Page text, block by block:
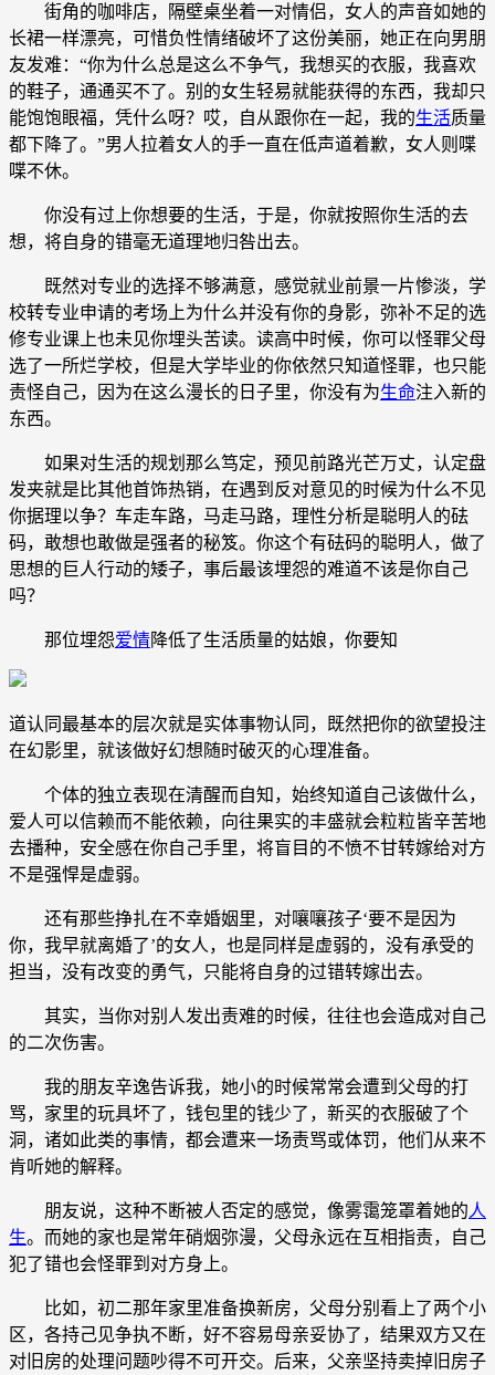
街角的咖啡店，隔壁桌坐着一对情侣，女人的声音如她的
长裙一样漂亮，可惜负性情绪破坏了这份美丽，她正在向男朋
友发难：“你为什么总是这么不争气，我想买的衣服，我喜欢
的鞋子，通通买不了。别的女生轻易就能获得的东西，我却只
能饱饱眼福，凭什么呀？哎，自从跟你在一起，我的生活质量
都下降了。”男人拉着女人的手一直在低声道着歉，女人则喋
喋不休。
你没有过上你想要的生活，于是，你就按照你生活的去
想，将自身的错毫无道理地归咎出去。
既然对专业的选择不够满意，感觉就业前景一片惨淡，学
校转专业申请的考场上为什么并没有你的身影，弥补不足的选
修专业课上也未见你埋头苦读。读高中时候，你可以怪罪父母
选了一所烂学校，但是大学毕业的你依然只知道怪罪，也只能
责怪自己，因为在这么漫长的日子里，你没有为生命注入新的
东西。
如果对生活的规划那么笃定，预见前路光芒万丈，认定盘
发夹就是比其他首饰热销，在遇到反对意见的时候为什么不见
你据理以争？车走车路，马走马路，理性分析是聪明人的砝
码，敢想也敢做是强者的秘笈。你这个有砝码的聪明人，做了
思想的巨人行动的矮子，事后最该埋怨的难道不该是你自己
吗？
那位埋怨爱情降低了生活质量的姑娘，你要知
道认同最基本的层次就是实体事物认同，既然把你的欲望投注
在幻影里，就该做好幻想随时破灭的心理准备。
个体的独立表现在清醒而自知，始终知道自己该做什么，
爱人可以信赖而不能依赖，向往果实的丰盛就会粒粒皆辛苦地
去播种，安全感在你自己手里，将盲目的不愤不甘转嫁给对方
不是强悍是虚弱。
还有那些挣扎在不幸婚姻里，对嚷嚷孩子‘要不是因为
你，我早就离婚了’的女人，也是同样是虚弱的，没有承受的
担当，没有改变的勇气，只能将自身的过错转嫁出去。
其实，当你对别人发出责难的时候，往往也会造成对自己
的二次伤害。
我的朋友辛逸告诉我，她小的时候常常会遭到父母的打
骂，家里的玩具坏了，钱包里的钱少了，新买的衣服破了个
洞，诸如此类的事情，都会遭来一场责骂或体罚，他们从来不
肯听她的解释。
朋友说，这种不断被人否定的感觉，像雾霭笼罩着她的人
生。而她的家也是常年硝烟弥漫，父母永远在互相指责，自己
犯了错也会怪罪到对方身上。
比如，初二那年家里准备换新房，父母分别看上了两个小
区，各持己见争执不断，好不容易母亲妥协了，结果双方又在
对旧房的处理问题吵得不可开交。后来，父亲坚持卖掉旧房子